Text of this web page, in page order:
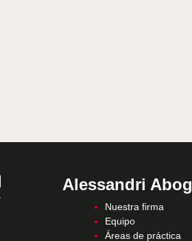
Alessandri
Nuestra firma
Equipo
Áreas de práctica